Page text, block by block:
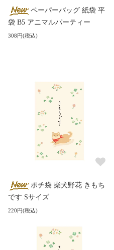
ペーパーバッグ 紙袋 平
袋 B5 アニマルパーティー
308円(税込)
ポチ袋 柴犬野花 きもち
です Sサイズ
220円(税込)